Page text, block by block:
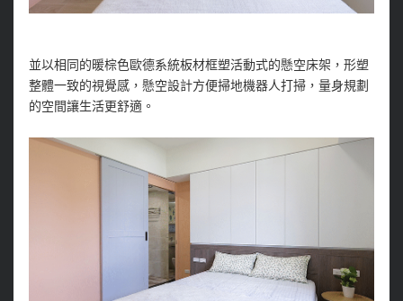
並以相同的暖棕色歐德系統板材框塑活動式的懸空床架，形塑
整體一致的視覺感，懸空設計方便掃地機器人打掃，量身規劃
的空間讓生活更舒適。